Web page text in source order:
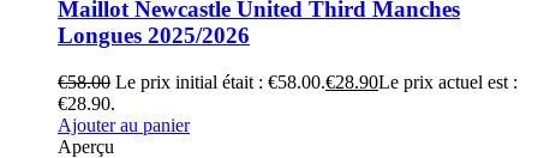
Maillot Newcastle United Third Manches
Longues 2025/2026
€58.00 Le prix initial était : €58.00.€28.90Le prix actuel est :
€28.90.
Ajouter au panier
Aperçu